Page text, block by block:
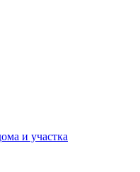
и участка